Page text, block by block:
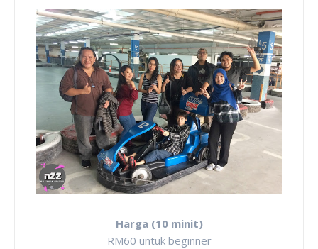
Harga (10 minit)
RM60 untuk beginner